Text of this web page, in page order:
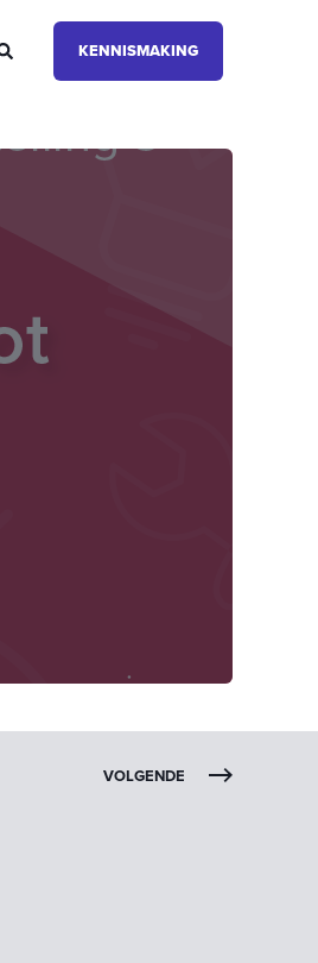
KENNISMAKING
VOLGENDE